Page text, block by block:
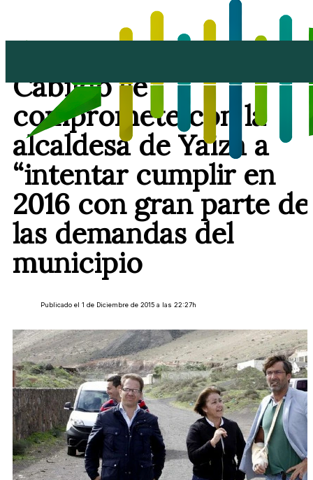
Cabildo se
compromete con la
alcaldesa de Yaiza a
“intentar cumplir en
2016 con gran parte de
las demandas del
municipio
Publicado el 1 de Diciembre de 2015 a las 22:27h